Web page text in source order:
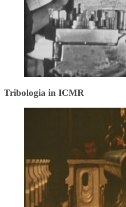
Tribologia in ICMR